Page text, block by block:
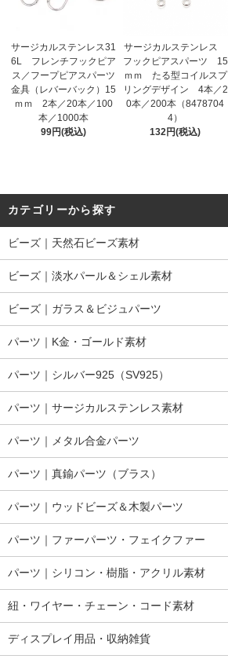
サージカルステンレス31
6L フレンチフックピア
ス／フープピアスパーツ
金具（レバーバック）15
ｍｍ 2本／20本／100
本／1000本
99円(税込)
サージカルステンレス
フックピアスパーツ 15
ｍｍ たる型コイルスプ
リングデザイン 4本／2
0本／200本（8478704
4）
132円(税込)
カテゴリーから探す
ビーズ｜天然石ビーズ素材
ビーズ｜淡水パール＆シェル素材
ビーズ｜ガラス＆ビジュパーツ
パーツ｜K金・ゴールド素材
パーツ｜シルバー925（SV925）
パーツ｜サージカルステンレス素材
パーツ｜メタル合金パーツ
パーツ｜真鍮パーツ（ブラス）
パーツ｜ウッドビーズ＆木製パーツ
パーツ｜ファーパーツ・フェイクファー
パーツ｜シリコン・樹脂・アクリル素材
紐・ワイヤー・チェーン・コード素材
ディスプレイ用品・収納雑貨